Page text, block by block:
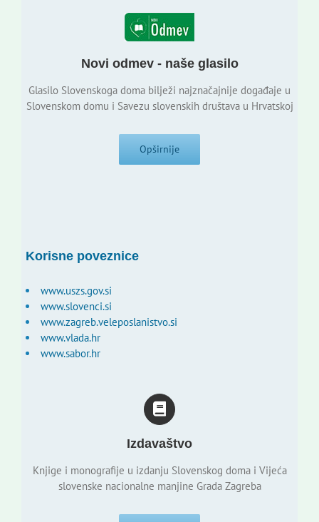
Novi odmev - naše glasilo
Glasilo Slovenskoga doma bilježi najznačajnije događaje u
Slovenskom domu i Savezu slovenskih društava u Hrvatskoj
Opširnije
Korisne poveznice
www.uszs.gov.si
www.slovenci.si
www.zagreb.veleposlanistvo.si
www.vlada.hr
www.sabor.hr
Izdavaštvo
Knjige i monografije u izdanju Slovenskog doma i Vijeća
slovenske nacionalne manjine Grada Zagreba